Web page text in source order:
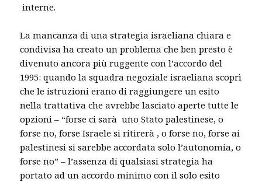
interne.
La mancanza di una strategia israeliana chiara e
condivisa ha creato un problema che ben presto è
divenuto ancora più ruggente con l’accordo del
1995: quando la squadra negoziale israeliana scoprì
che le istruzioni erano di raggiungere un esito
nella trattativa che avrebbe lasciato aperte tutte le
opzioni – “forse ci sarà uno Stato palestinese, o
forse no, forse Israele si ritirerà , o forse no, forse ai
palestinesi si sarebbe accordata solo l’autonomia, o
forse no” – l’assenza di qualsiasi strategia ha
portato ad un accordo minimo con il solo esito